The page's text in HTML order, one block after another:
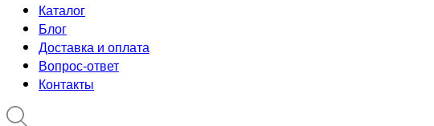
Каталог
Блог
Доставка и оплата
Вопрос-ответ
Контакты